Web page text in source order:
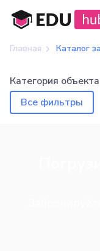
Главная Каталог
Категория объекта
Все фильтры